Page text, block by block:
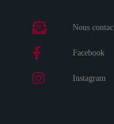
Nous
Facebook
Instagram